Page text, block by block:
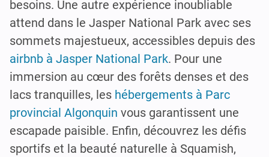
besoins. Une autre expérience inoubliable
attend dans le Jasper National Park avec ses
sommets majestueux, accessibles depuis des
airbnb à Jasper National Park. Pour une
immersion au cœur des forêts denses et des
lacs tranquilles, les hébergements à Parc
provincial Algonquin vous garantissent une
escapade paisible. Enfin, découvrez les défis
sportifs et la beauté naturelle à Squamish,